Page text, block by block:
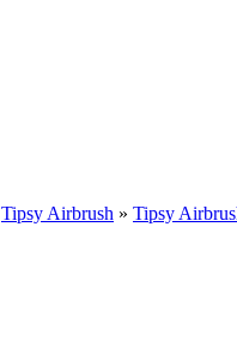
Tipsy Airbrush » Tipsy